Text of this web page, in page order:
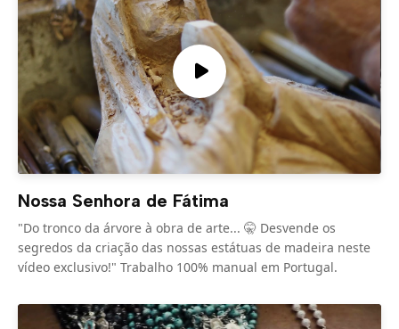
Nossa Senhora de Fátima
"Do tronco da árvore à obra de arte... 🤫 Desvende os
segredos da criação das nossas estátuas de madeira neste
vídeo exclusivo!" Trabalho 100% manual em Portugal.